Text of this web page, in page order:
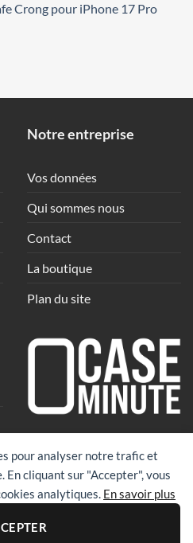
pour analyser notre trafic et
cliquant sur "Accepter", vous
analytiques. En savoir plus
Crong pour iPhone 17 Pro
Notre entreprise
Vos données
Qui sommes nous
Contact
La boutique
Plan du site
Une coque en quelques
clics